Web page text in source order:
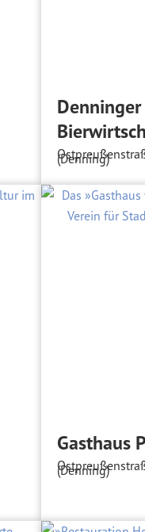
(Denning)
Gasthaus
(Denning)